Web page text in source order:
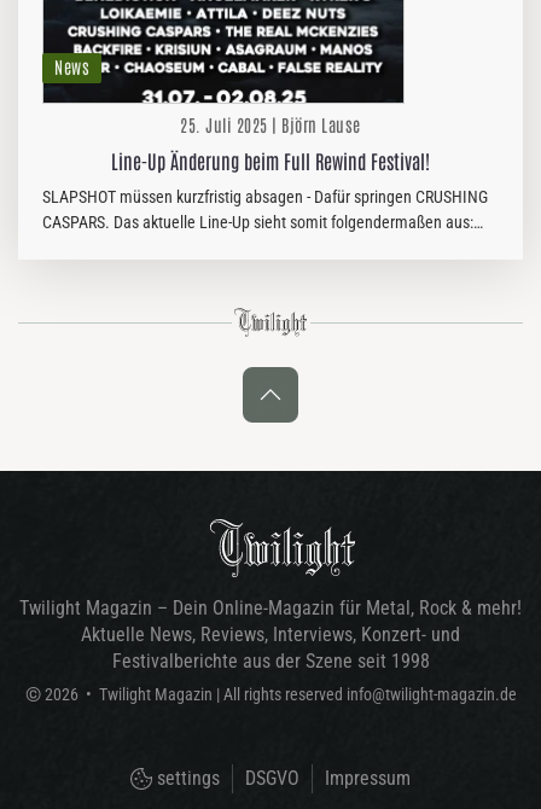
News
25. Juli 2025 | Björn Lause
Line-Up Änderung beim Full Rewind Festival!
SLAPSHOT müssen kurzfristig absagen - Dafür springen CRUSHING
CASPARS. Das aktuelle Line-Up sieht somit folgendermaßen aus:
Twilight Magazin – Dein Online-Magazin für Metal, Rock & mehr!
Aktuelle News, Reviews, Interviews, Konzert- und
Festivalberichte aus der Szene seit 1998
© 2026 • Twilight Magazin | All rights reserved info@twilight-magazin.de
settings DSGVO Impressum